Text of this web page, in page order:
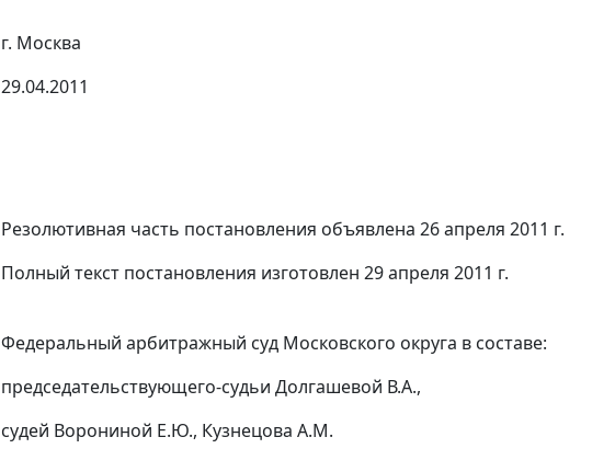
г. Москва
29.04.2011
Резолютивная часть постановления объявлена 26 апреля 2011 г.
Полный текст постановления изготовлен 29 апреля 2011 г.
Федеральный арбитражный суд Московского округа в составе:
председательствующего-судьи Долгашевой В.А.,
судей Ворониной Е.Ю., Кузнецова А.М.